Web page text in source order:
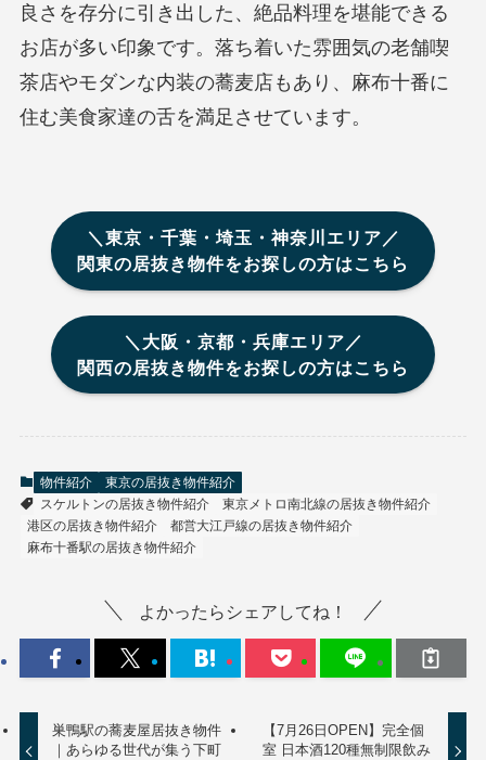
良さを存分に引き出した、絶品料理を堪能できる
お店が多い印象です。落ち着いた雰囲気の老舗喫
茶店やモダンな内装の蕎麦店もあり、麻布十番に
住む美食家達の舌を満足させています。
＼東京・千葉・埼玉・神奈川エリア／
関東の居抜き物件をお探しの方はこちら
＼大阪・京都・兵庫エリア／
関西の居抜き物件をお探しの方はこちら
物件紹介
東京の居抜き物件紹介
スケルトンの居抜き物件紹介
東京メトロ南北線の居抜き物件紹介
港区の居抜き物件紹介
都営大江戸線の居抜き物件紹介
麻布十番駅の居抜き物件紹介
よかったらシェアしてね！
巣鴨駅の蕎麦屋居抜き物件
｜あらゆる世代が集う下町
【7月26日OPEN】完全個
室 日本酒120種無制限飲み